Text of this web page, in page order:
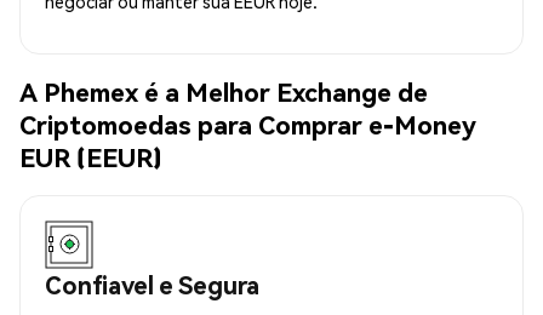
A Phemex é a Melhor Exchange de
Criptomoedas para Comprar e-Money
EUR (EEUR)
Confiavel e Segura